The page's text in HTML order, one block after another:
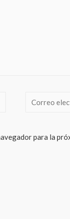
Correo
para la